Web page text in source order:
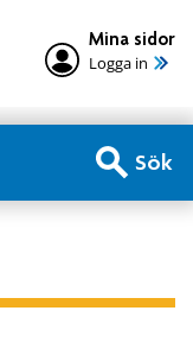
Mina sidor
Logga in
Sök